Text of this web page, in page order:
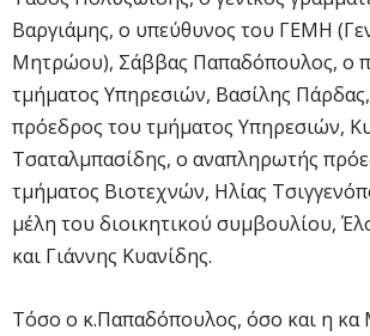
Βαργιάμης, ο υπεύθυνος του ΓΕΜΗ
Μητρώου), Σάββας Παπαδόπουλος, ο
τμήματος Υπηρεσιών, Βασίλης
πρόεδρος του τμήματος Υπηρεσιών,
Τσαταλμπασίδης, ο αναπληρωτής
τμήματος Βιοτεχνών, Ηλίας
μέλη του διοικητικού συμβουλίου,
και Γιάννης Κυανίδης.
Τόσο ο κ.Παπαδόπουλος, όσο και η κα